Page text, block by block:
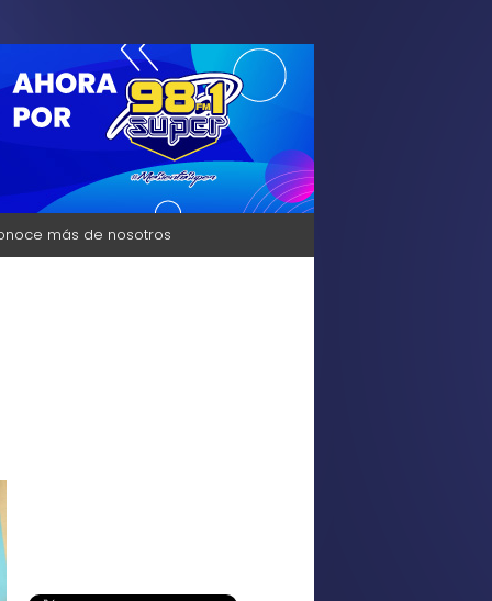
Bienestar y mucho más solo para ti,
más de nosotros